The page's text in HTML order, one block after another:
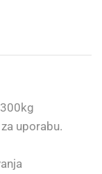
uporabu.